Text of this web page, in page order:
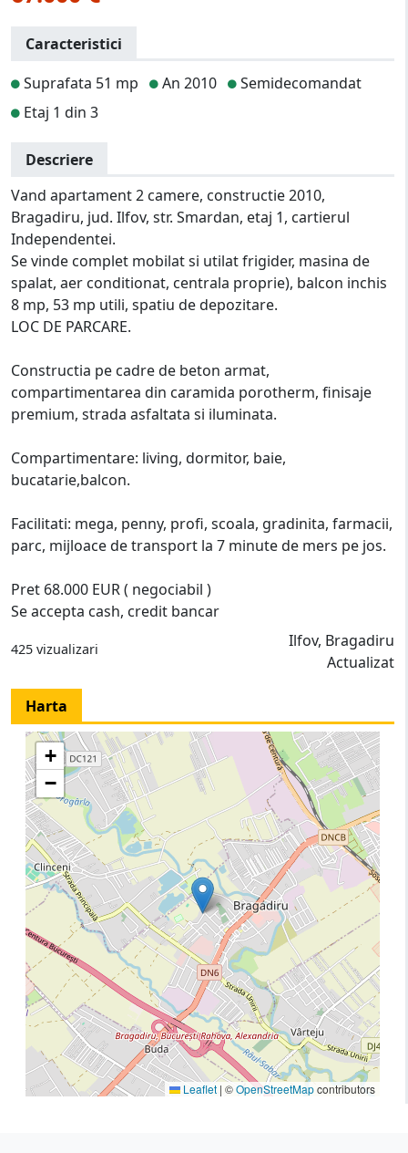
Caracteristici
Suprafata 51 mp
An 2010
Semidecomandat
Etaj 1 din 3
Descriere
Vand apartament 2 camere, constructie 2010,
Bragadiru, jud. Ilfov, str. Smardan, etaj 1, cartierul
Independentei.
Se vinde complet mobilat si utilat frigider, masina de
spalat, aer conditionat, centrala proprie), balcon inchis
8 mp, 53 mp utili, spatiu de depozitare.
LOC DE PARCARE.
Constructia pe cadre de beton armat,
compartimentarea din caramida porotherm, finisaje
premium, strada asfaltata si iluminata.
Compartimentare: living, dormitor, baie,
bucatarie,balcon.
Facilitati: mega, penny, profi, scoala, gradinita, farmacii,
parc, mijloace de transport la 7 minute de mers pe jos.
Pret 68.000 EUR ( negociabil )
Se accepta cash, credit bancar
425 vizualizari
Ilfov, Bragadiru
Actualizat
Harta
+
−
Leaflet | ©OpenStreetMapcontributors